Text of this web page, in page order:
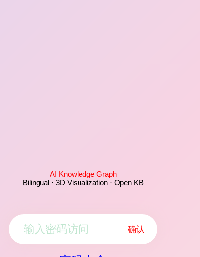
AI Knowledge Graph
Bilingual · 3D Visualization · Open KB
确认